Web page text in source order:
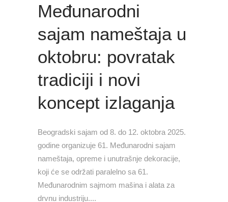
Međunarodni
sajam nameštaja u
oktobru: povratak
tradiciji i novi
koncept izlaganja
Beogradski sajam od 8. do 12. oktobra 2025.
godine organizuje 61. Međunarodni sajam
nameštaja, opreme i unutrašnje dekoracije,
koji će se održati paralelno sa 61.
Međunarodnim sajmom mašina i alata za
drvnu industriju.